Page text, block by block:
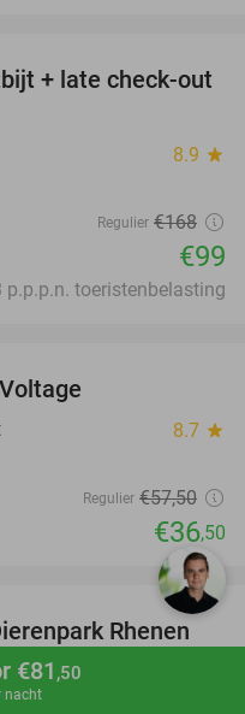
€81 ,50
nacht
41%
+ late check-out
8.9 star
Regulier €168
€99
p.p.p.n. toeristenbelasting
8.7 star
Regulier €57,50
€36,50
19%
favorite_border
Rhenen